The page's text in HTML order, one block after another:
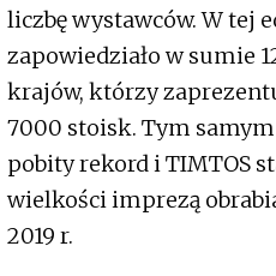
liczbę wystawców. W tej
zapowiedziało w sumie
krajów, którzy
7000 stoisk. Tym
pobity rekord i TIMTOS
wielkości imprezą
2019 r.